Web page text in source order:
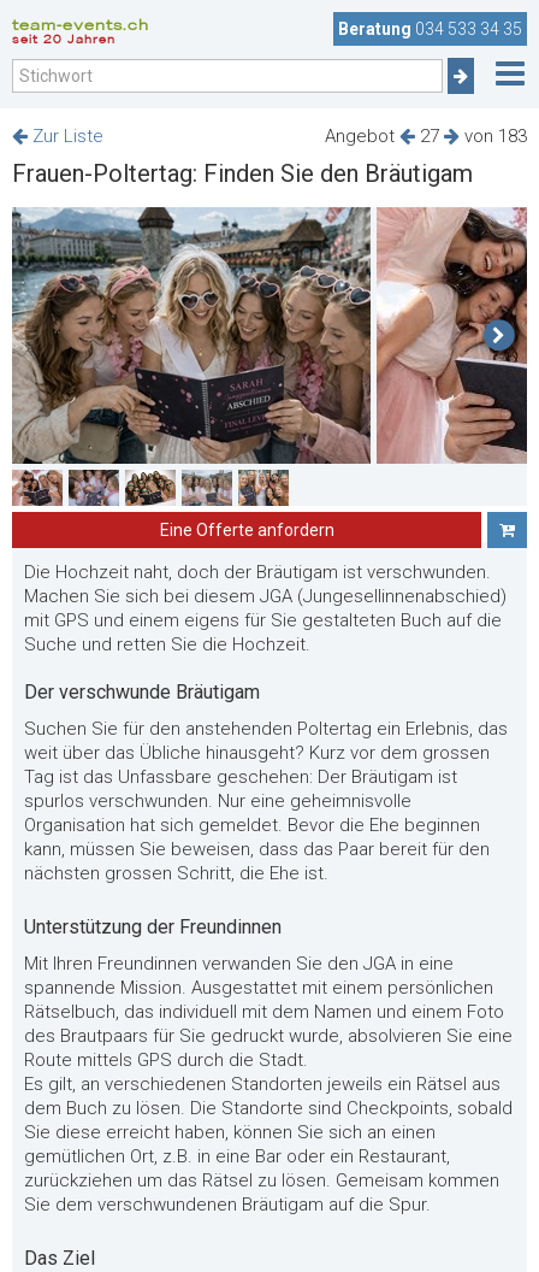
team-events.ch
seit 20 Jahren
Beratung 034 533 34 35
Angebot 27 von 183
Zur Liste
Frauen-Poltertag: Finden Sie den Bräutigam
Eine Offerte anfordern
Die Hochzeit naht, doch der Bräutigam ist verschwunden.
Machen Sie sich bei diesem JGA (Jungesellinnenabschied)
mit GPS und einem eigens für Sie gestalteten Buch auf die
Suche und retten Sie die Hochzeit.
Der verschwunde Bräutigam
Suchen Sie für den anstehenden Poltertag ein Erlebnis, das
weit über das Übliche hinausgeht? Kurz vor dem grossen
Tag ist das Unfassbare geschehen: Der Bräutigam ist
spurlos verschwunden. Nur eine geheimnisvolle
Organisation hat sich gemeldet. Bevor die Ehe beginnen
kann, müssen Sie beweisen, dass das Paar bereit für den
nächsten grossen Schritt, die Ehe ist.
Unterstützung der Freundinnen
Mit Ihren Freundinnen verwanden Sie den JGA in eine
spannende Mission. Ausgestattet mit einem persönlichen
Rätselbuch, das individuell mit dem Namen und einem Foto
des Brautpaars für Sie gedruckt wurde, absolvieren Sie eine
Route mittels GPS durch die Stadt.
Es gilt, an verschiedenen Standorten jeweils ein Rätsel aus
dem Buch zu lösen. Die Standorte sind Checkpoints, sobald
Sie diese erreicht haben, können Sie sich an einen
gemütlichen Ort, z.B. in eine Bar oder ein Restaurant,
zurückziehen um das Rätsel zu lösen. Gemeisam kommen
Sie dem verschwundenen Bräutigam auf die Spur.
Das Ziel